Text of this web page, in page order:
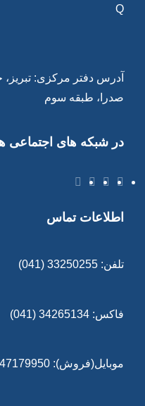
Q
آدرس دفتر مرکزی: تبریز،
صدرا، طبقه سوم
در شبکه های اجتماعی
اطلاعات تماس
تلفن: 33250255 (041)
فاکس: 34265134 (041)
موبایل(فروش): 09147179950